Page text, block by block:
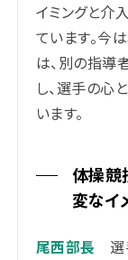
イミングと介
ています。今
は、別の指導
し、選手の心
います。
体操競
変なイ
尾西部長